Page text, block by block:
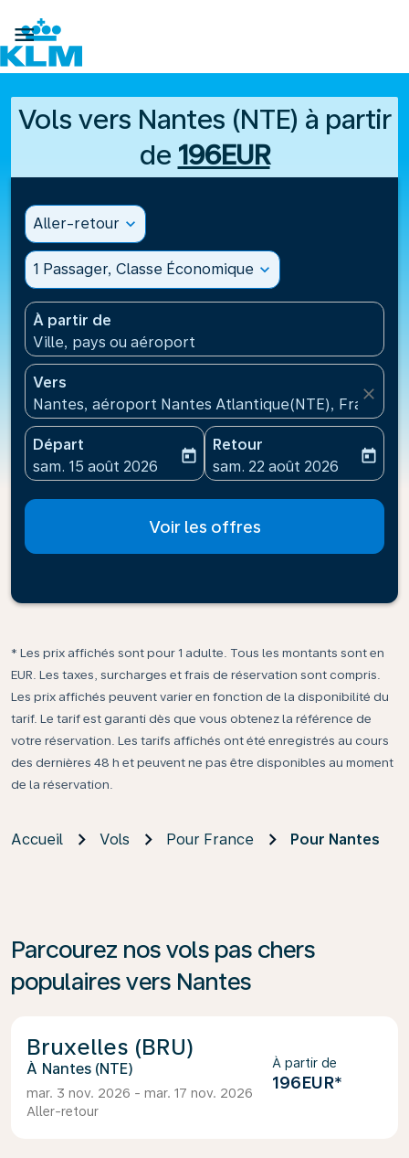

Vols vers Nantes (NTE) à partir
de 196EUR
Aller-retour expand_more
1 Passager, Classe Économique expand_more
À partir de
Ville, pays ou aéroport
Vers
Nantes, aéroport Nantes Atlantique(NTE), France
close
Départ
fc-booking-departure-date-aria-label
sam. 15 août 2026
today
Retour
fc-booking-return-date-
sam. 22 août 2026
today
Voir les offres
* Les prix affichés sont pour 1 adulte. Tous les montants sont en
EUR. Les taxes, surcharges et frais de réservation sont compris.
Les prix affichés peuvent varier en fonction de la disponibilité du
tarif. Le tarif est garanti dès que vous obtenez la référence de
votre réservation. Les tarifs affichés ont été enregistrés au cours
des dernières 48 h et peuvent ne pas être disponibles au moment
de la réservation.
Accueil Vols Pour France Pour Nantes
Parcourez nos vols pas chers
populaires vers Nantes
Bruxelles (BRU)
Nantes (NTE)
mar. 3 nov. 2026 - mar. 17 nov. 2026
Aller-retour
À partir de
196EUR*